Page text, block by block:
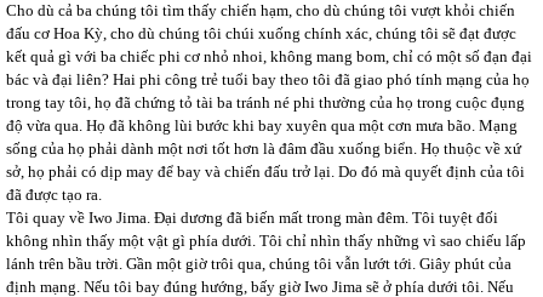
Cho dù cả ba chúng tôi tìm thấy chiến hạm, cho dù chúng tôi vượt khỏi chiến
đấu cơ Hoa Kỳ, cho dù chúng tôi chúi xuống chính xác, chúng tôi sẽ đạt được
kết quả gì với ba chiếc phi cơ nhỏ nhoi, không mang bom, chỉ có một số đạn đại
bác và đại liên? Hai phi công trẻ tuổi bay theo tôi đã giao phó tính mạng của họ
trong tay tôi, họ đã chứng tỏ tài ba tránh né phi thường của họ trong cuộc đụng
độ vừa qua. Họ đã không lùi bước khi bay xuyên qua một cơn mưa bão. Mạng
sống của họ phải dành một nơi tốt hơn là đâm đầu xuống biển. Họ thuộc về xứ
sở, họ phải có dịp may để bay và chiến đấu trở lại. Do đó mà quyết định của tôi
đã được tạo ra.
Tôi quay về Iwo Jima. Đại dương đã biến mất trong màn đêm. Tôi tuyệt đối
không nhìn thấy một vật gì phía dưới. Tôi chỉ nhìn thấy những vì sao chiếu lấp
lánh trên bầu trời. Gần một giờ trôi qua, chúng tôi vẫn lướt tới. Giây phút của
định mạng. Nếu tôi bay đúng hướng, bấy giờ Iwo Jima sẽ ở phía dưới tôi. Nếu